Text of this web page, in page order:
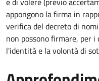
appongono la firma in
verifica del decreto di
non possono firmare, per
l'identità e la volontà di